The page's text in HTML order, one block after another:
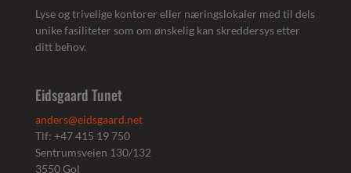
Lyse og trivelige kontorer eller næringslokaler med til dels
unike fasiliteter som om ønskelig kan skreddersys etter
ditt behov.
Eidsgaard Tunet
anders@eidsgaard.net
Tlf: +47 415 19 750
Sentrumsveien 130/132
3550 Gol